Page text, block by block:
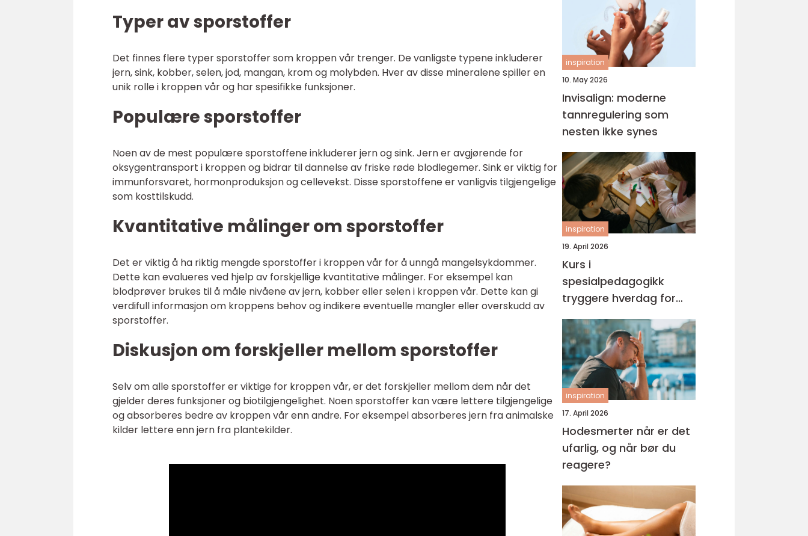
Typer av sporstoffer
Det finnes flere typer sporstoffer som kroppen vår trenger. De vanligste typene inkluderer
jern, sink, kobber, selen, jod, mangan, krom og molybden. Hver av disse mineralene spiller en
unik rolle i kroppen vår og har spesifikke funksjoner.
Populære sporstoffer
Noen av de mest populære sporstoffene inkluderer jern og sink. Jern er avgjørende for
oksygentransport i kroppen og bidrar til dannelse av friske røde blodlegemer. Sink er viktig for
immunforsvaret, hormonproduksjon og cellevekst. Disse sporstoffene er vanligvis tilgjengelige
som kosttilskudd.
Kvantitative målinger om sporstoffer
Det er viktig å ha riktig mengde sporstoffer i kroppen vår for å unngå mangelsykdommer.
Dette kan evalueres ved hjelp av forskjellige kvantitative målinger. For eksempel kan
blodprøver brukes til å måle nivåene av jern, kobber eller selen i kroppen vår. Dette kan gi
verdifull informasjon om kroppens behov og indikere eventuelle mangler eller overskudd av
sporstoffer.
Diskusjon om forskjeller mellom sporstoffer
Selv om alle sporstoffer er viktige for kroppen vår, er det forskjeller mellom dem når det
gjelder deres funksjoner og biotilgjengelighet. Noen sporstoffer kan være lettere tilgjengelige
og absorberes bedre av kroppen vår enn andre. For eksempel absorberes jern fra animalske
kilder lettere enn jern fra plantekilder.
inspiration
10. May 2026
Invisalign: moderne
tannregulering som
nesten ikke synes
inspiration
19. April 2026
Kurs i
spesialpedagogikk
tryggere hverdag for
barn med ekstra behov
inspiration
17. April 2026
Hodesmerter når er det
ufarlig, og når bør du
reagere?